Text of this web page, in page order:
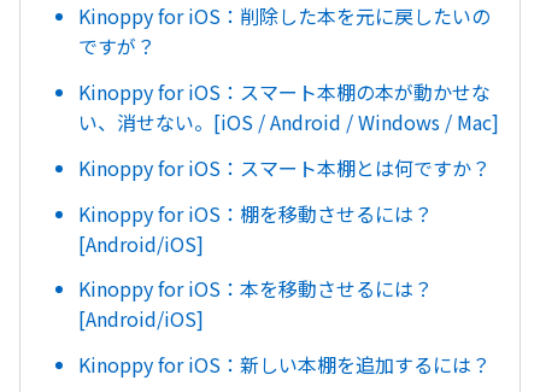
Kinoppy for iOS：削除した本を元に戻したいの
ですが？
Kinoppy for iOS：スマート本棚の本が動かせな
い、消せない。[iOS / Android / Windows / Mac]
Kinoppy for iOS：スマート本棚とは何ですか？
Kinoppy for iOS：棚を移動させるには？
[Android/iOS]
Kinoppy for iOS：本を移動させるには？
[Android/iOS]
Kinoppy for iOS：新しい本棚を追加するには？